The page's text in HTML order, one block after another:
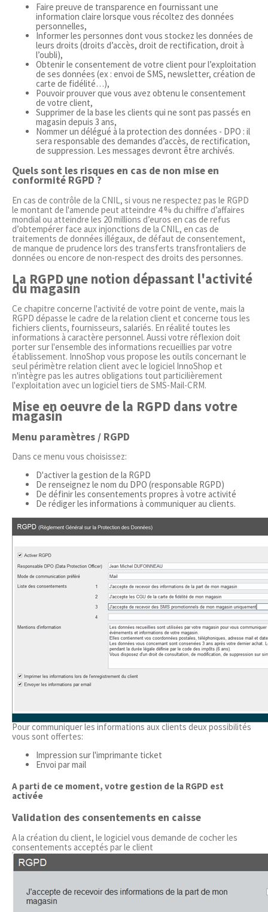
Faire preuve de transparence en fournissant une
information claire lorsque vous récoltez des données
personnelles,
Informer les personnes dont vous stockez les données de
leurs droits (droits d’accès, droit de rectification, droit à
l’oubli),
Obtenir le consentement de votre client pour l’exploitation
de ses données (ex : envoi de SMS, newsletter, création de
carte de fidélité…),
Pouvoir prouver que vous avez obtenu le consentement
de votre client,
Supprimer de la base les clients qui ne sont pas passés en
magasin depuis 3 ans,
Nommer un délégué à la protection des données - DPO : il
sera responsable des demandes d’accès, de rectification,
de suppression. Les messages devront être archivés.
Quels sont les risques en cas de non mise en
conformité RGPD ?
En cas de contrôle de la CNIL, si vous ne respectez pas le RGPD
le montant de l'amende peut atteindre 4 % du chiffre d’affaires
mondial ou atteindre les 20 millions d’euros en cas de refus
d’obtempérer face aux injonctions de la CNIL, en cas de
traitements de données illégaux, de défaut de consentement,
de manque de prudence lors des transferts transfrontaliers de
données ou encore de non-respect des droits des personnes.
La RGPD une notion dépassant l'activité
du magasin
Ce chapitre concerne l'activité de votre point de vente, mais la
RGPD dépasse le cadre de la relation client et concerne tous les
fichiers clients, fournisseurs, salariés. En réalité toutes les
informations à caractère personnel. Aussi votre réflexion doit
porter sur l'ensemble des informations recueillies par votre
établissement. InnoShop vous propose les outils concernant le
seul périmètre relation client avec le logiciel InnoShop et
n'intègre pas les autres obligations tout particilièrement
l'exploitation avec un logiciel tiers de SMS-Mail-CRM.
Mise en oeuvre de la RGPD dans votre
magasin
Menu paramètres / RGPD
Dans ce menu vous choisissez:
D'activer la gestion de la RGPD
De renseignez le nom du DPO (responsable RGPD)
De définir les consentements propres à votre activité
De rédiger les informations à communiquer au clients.
Pour communiquer les informations aux clients deux possibilités
vous sont offertes:
Impression sur l'imprimante ticket
Envoi par mail
A parti de ce moment, votre gestion de la RGPD est
activée
Validation des consentements en caisse
A la création du client, le logiciel vous demande de cocher les
consentements acceptés par le client